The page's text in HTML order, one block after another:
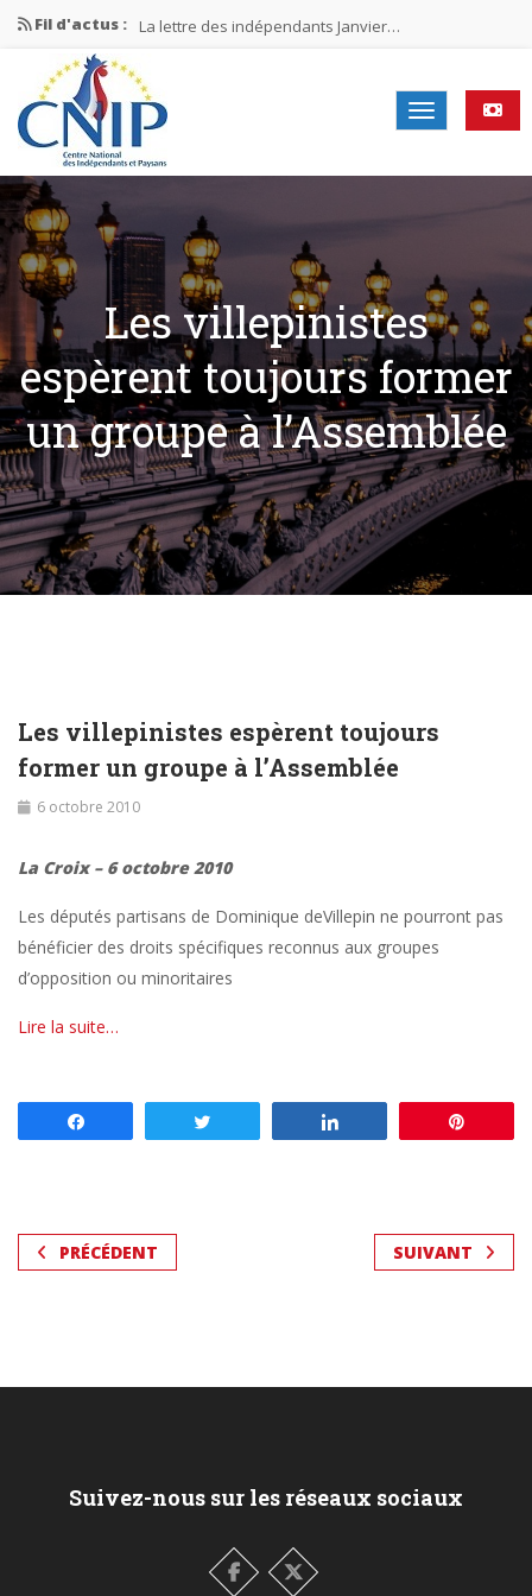
Fil d'actus : La lettre des indépendants Janvier…
La lettre des indépendants Novembre…
La lettre des indépendants Juin…
Mission nationale ÉLECTIONS MUNICIPALES 2026
La lettre des indépendants N°2-2026
Les villepinistes
espèrent toujours former
un groupe à l’Assemblée
Les villepinistes espèrent toujours
former un groupe à l’Assemblée
6 octobre 2010
La Croix – 6 octobre 2010
Les députés partisans de Dominique deVillepin ne pourront pas
bénéficier des droits spécifiques reconnus aux groupes
d’opposition ou minoritaires
Lire la suite…
PRÉCÉDENT SUIVANT
Suivez-nous sur les réseaux sociaux